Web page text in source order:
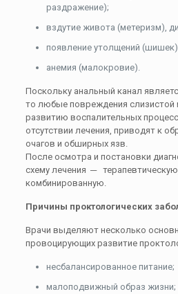
раздражение);
вздутие живота (метеризм),
появление утолщений (шишек)
анемия (малокровие).
Поскольку анальный канал
то любые повреждения слизистой
развитию воспалительных
отсутствии лечения, приводят к
очагов и обширных язв.
После осмотра и постановки
схему лечения ─
комбинированную.
Причины проктологических
Врачи выделяют несколько
провоцирующих развитие
несбалансированное питание;
малоподвижный образ жизни;